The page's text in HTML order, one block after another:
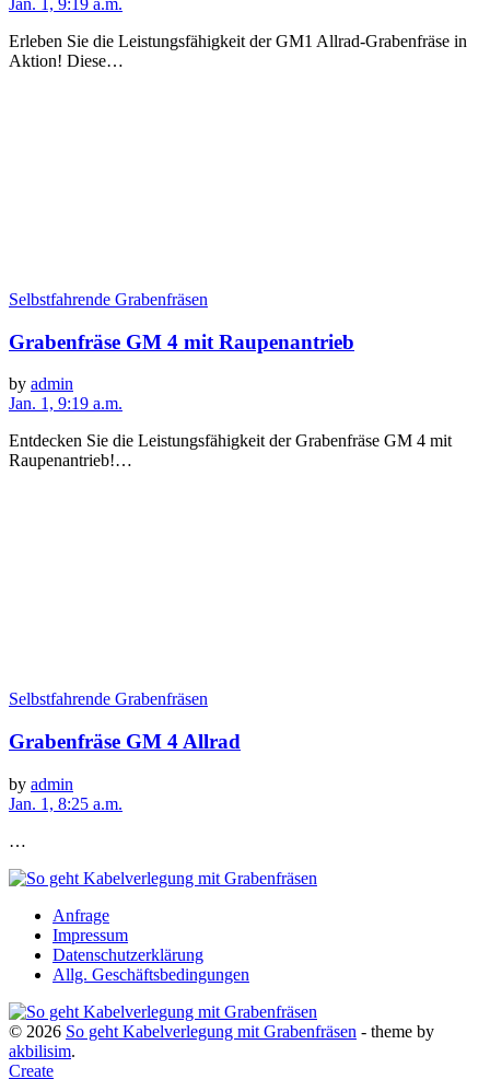
Erleben Sie die Leistungsfähigkeit der GM1 Allrad-Grabenfräse in
Aktion! Diese…
Selbstfahrende Grabenfräsen
Grabenfräse GM 4 mit Raupenantrieb
by admin
Jan. 1, 9:19 a.m.
Entdecken Sie die Leistungsfähigkeit der Grabenfräse GM 4 mit
Raupenantrieb!…
Selbstfahrende Grabenfräsen
Grabenfräse GM 4 Allrad
by admin
Jan. 1, 8:25 a.m.
…
Anfrage
Impressum
Datenschutzerklärung
Allg. Geschäftsbedingungen
© 2026 So geht Kabelverlegung mit Grabenfräsen - theme by
akbilisim.
Create